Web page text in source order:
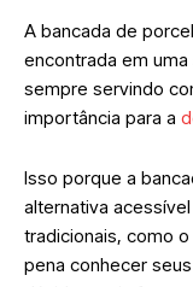
A bancada de
encontrada em
sempre servindo
importância para a
Isso porque a
alternativa
tradicionais, como
pena conhecer